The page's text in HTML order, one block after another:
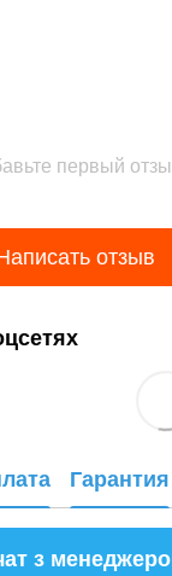
первый
отзыв
Гарантия
з